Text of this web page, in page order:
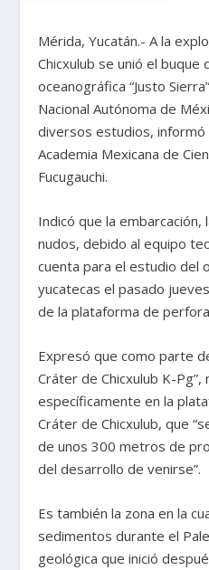
Mérida, Yucatán.- A la
Chicxulub se unió el buque
oceanográfica “Justo
Nacional Autónoma de
diversos estudios,
Academia Mexicana de
Fucugauchi.
Indicó que la embarcación,
nudos, debido al equipo
cuenta para el estudio del
yucatecas el pasado
de la plataforma de
Expresó que como parte
Cráter de Chicxulub K-
específicamente en la
Cráter de Chicxulub, que
de unos 300 metros de
del desarrollo de venirse”.
Es también la zona en la
sedimentos durante el
geológica que inició